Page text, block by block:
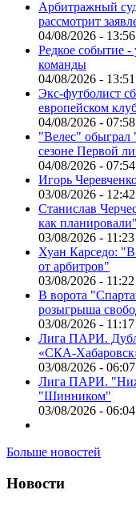
Арбитражный
рассмотрит
04/08/2026 - 13:56
Редкое событие -
команды
04/08/2026 - 13:51
Экс-футболист
европейском
04/08/2026 - 07:58
"Велес" обыграл
сезоне Первой
04/08/2026 - 07:54
Игорь
03/08/2026 - 12:42
Станислав
как планировали"
03/08/2026 - 11:23
Хуан Карседо:
от арбитров"
03/08/2026 - 11:22
В ворота
розыгрыша
03/08/2026 - 11:17
Лига ПАРИ.
«СКА-
03/08/2026 - 06:07
Лига ПАРИ.
"Шинником"
03/08/2026 - 06:04
Больше новостей
Новости